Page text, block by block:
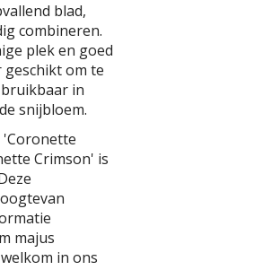
blad,
combineren.
plek en goed
om te
in
snijbloem.
'Coronette
Crimson' is
majus
in ons